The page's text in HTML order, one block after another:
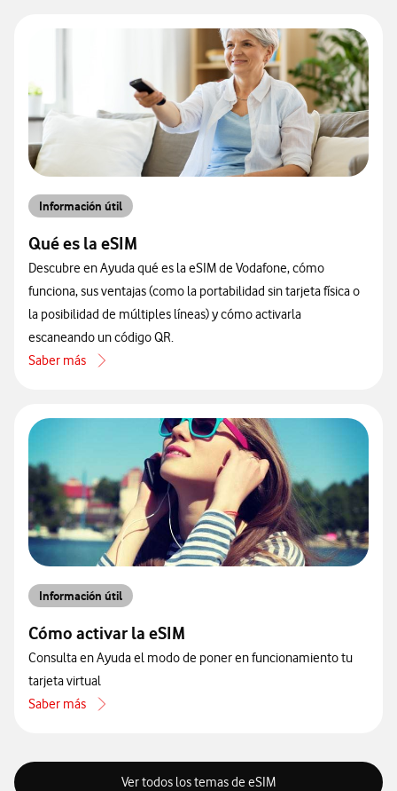
Información útil
Qué es la eSIM
Descubre en Ayuda qué es la eSIM de Vodafone, cómo
funciona, sus ventajas (como la portabilidad sin tarjeta física o
la posibilidad de múltiples líneas) y cómo activarla
escaneando un código QR.
Saber más
acerca de Qué es la eSIM
Información útil
Cómo activar la eSIM
Consulta en Ayuda el modo de poner en funcionamiento tu
tarjeta virtual
Saber más
acerca de Cómo activar la eSIM
Ver todos los temas de eSIM